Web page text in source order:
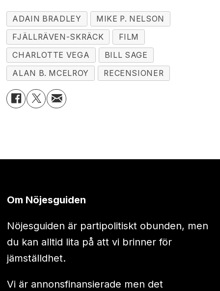
ADAIN BRADLEY
MIKE P. NELSON
FJÄLLRÄVEN-SKRÄCK
FILM
CHARLOTTE VEGA
BILL SAGE
ALAN B. MCELROY
RECENSIONER
Om Nöjesguiden
Nöjesguiden är partipolitiskt obunden, men
du kan alltid lita på att vi brinner för
jämställdhet.
Vi är annonsfinansierade men det